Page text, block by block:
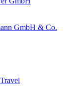
GmbH & Co.